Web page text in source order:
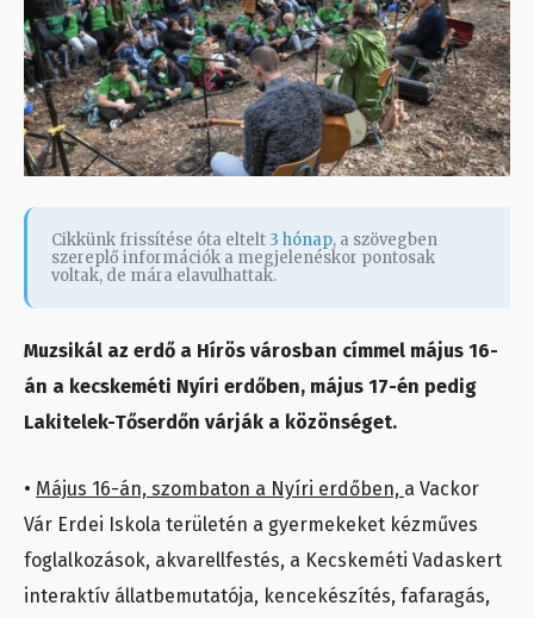
Cikkünk frissítése óta eltelt 3 hónap, a szövegben
szereplő információk a megjelenéskor pontosak
voltak, de mára elavulhattak.
Muzsikál az erdő a Hírös városban címmel május 16-
án a kecskeméti Nyíri erdőben, május 17-én pedig
Lakitelek-Tőserdőn várják a közönséget.
• Május 16-án, szombaton a Nyíri erdőben, a Vackor
Vár Erdei Iskola területén a gyermekeket kézműves
foglalkozások, akvarellfestés, a Kecskeméti Vadaskert
interaktív állatbemutatója, kencekészítés, fafaragás,